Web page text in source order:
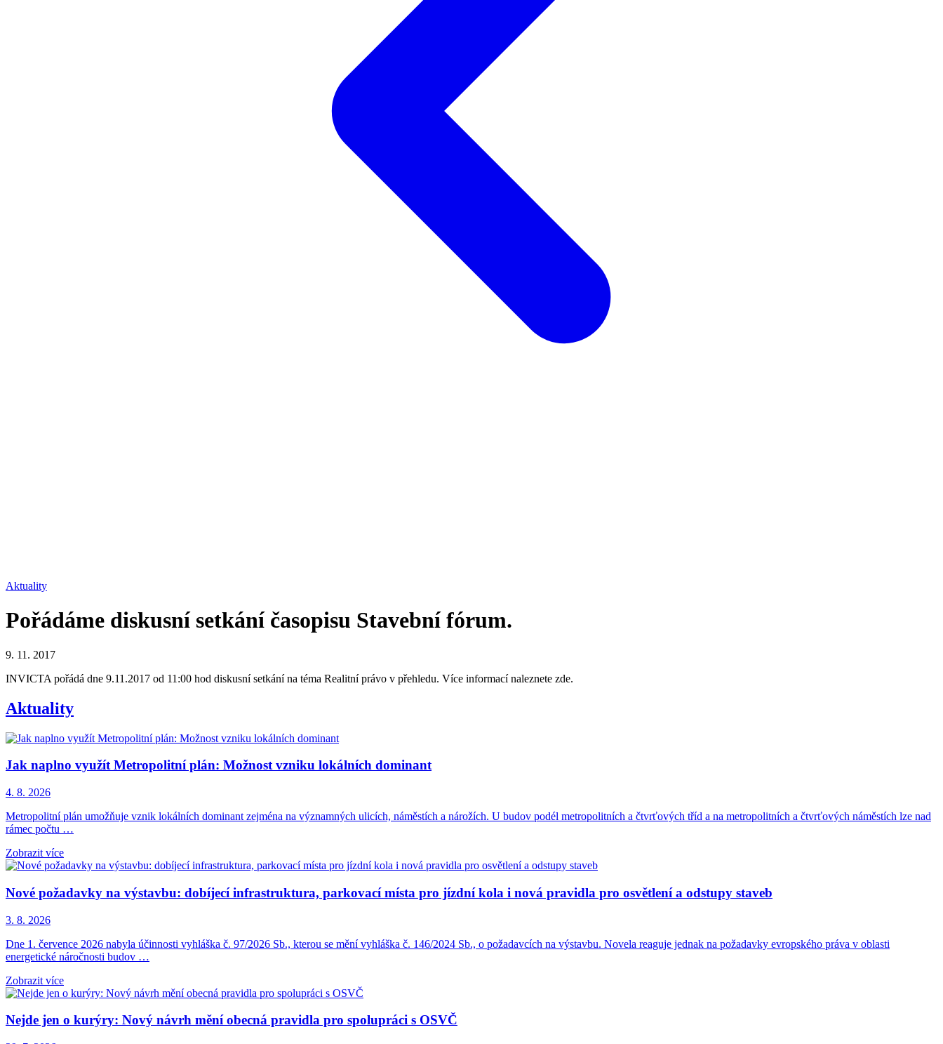
Aktuality
Pořádáme diskusní setkání časopisu Stavební fórum.
9. 11. 2017
INVICTA pořádá dne 9.11.2017 od 11:00 hod diskusní setkání na téma Realitní právo v přehledu. Více informací naleznete zde.
Aktuality
Jak naplno využít Metropolitní plán: Možnost vzniku lokálních dominant
4. 8. 2026
Metropolitní plán umožňuje vznik lokálních dominant zejména na významných ulicích, náměstích a nárožích. U budov podél metropolitních a čtvrťových tříd a na metropolitních a čtvrťových náměstích lze nad
rámec počtu …
Zobrazit více
Nové požadavky na výstavbu: dobíjecí infrastruktura, parkovací místa pro jízdní kola i nová pravidla pro osvětlení a odstupy staveb
3. 8. 2026
Dne 1. července 2026 nabyla účinnosti vyhláška č. 97/2026 Sb., kterou se mění vyhláška č. 146/2024 Sb., o požadavcích na výstavbu. Novela reaguje jednak na požadavky evropského práva v oblasti
energetické náročnosti budov …
Zobrazit více
Nejde jen o kurýry: Nový návrh mění obecná pravidla pro spolupráci s OSVČ